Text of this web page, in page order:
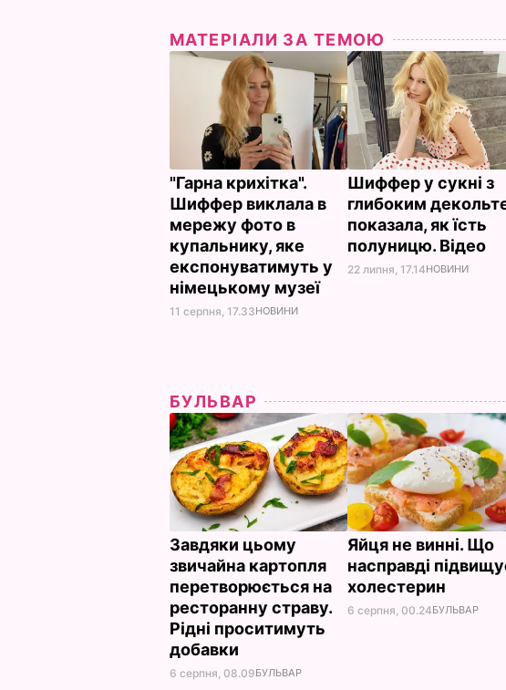
МАТЕРІАЛИ ЗА ТЕМОЮ
"Гарна крихітка".
Шиффер виклала в
мережу фото в
купальнику, яке
експонуватимуть у
німецькому музеї
11 серпня, 17.33НОВИНИ
Шиффер у сукні з
глибоким
показала, як їсть
полуницю. Відео
22 липня, 17.14НОВИНИ
БУЛЬВАР
Завдяки цьому
звичайна картопля
перетворюється на
ресторанну страву.
Рідні проситимуть
добавки
6 серпня, 08.09БУЛЬВАР
Яйця не винні. Що
насправді
холестерин
6 серпня, 00.24БУЛЬВАР